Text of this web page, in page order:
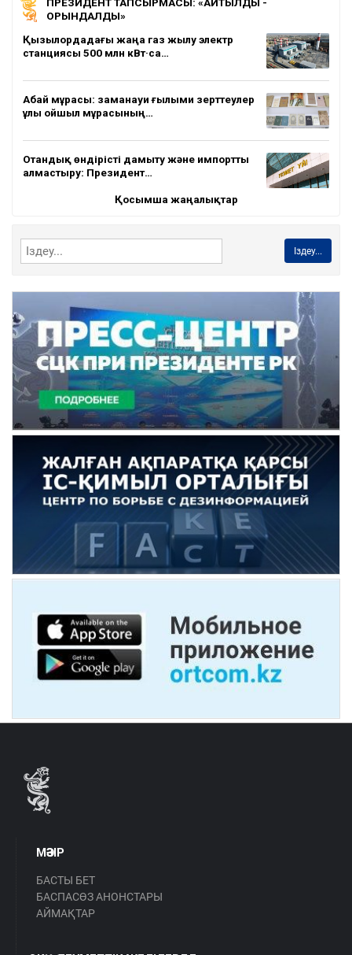
ОРЫНДАЛДЫ»
Қызылордадағы жаңа газ жылу электр
станциясы 500 млн кВт·са…
Абай мұрасы: заманауи ғылыми зерттеулер
ұлы ойшыл мұрасының…
Отандық өндірісті дамыту және импортты
алмастыру: Президент…
Қосымша жаңалықтар
Іздеу...
МӘЗІР
БАСТЫ БЕТ
БАСПАСӨЗ АНОНСТАРЫ
АЙМАҚТАР